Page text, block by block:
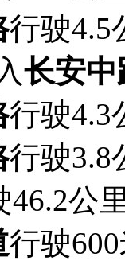
行驶4.5
长安中
行驶4.3
行驶3.8
46.2公
行驶